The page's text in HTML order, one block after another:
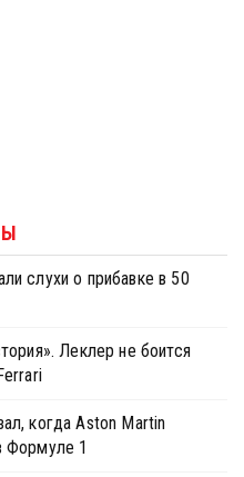
слухи о прибавке в 50
Леклер не боится
когда Aston Martin
Формуле 1